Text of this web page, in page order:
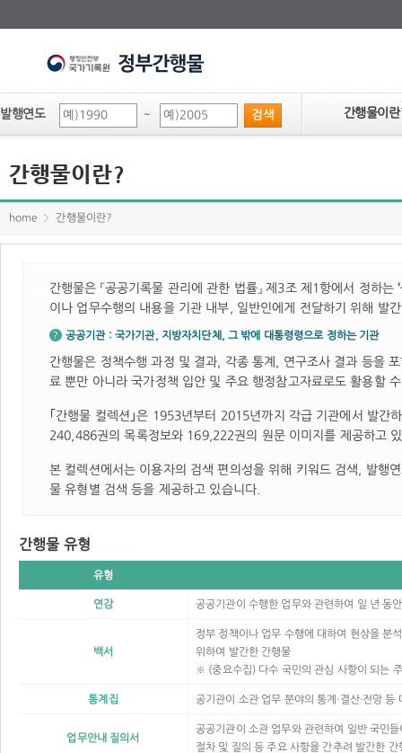
발행연도 ~ 간행물이
간행물이란?
home 간행물이란?
간행물은 「공공기록물 관리에 관한 법률」 제3조 제1항에서 정하는
이나 업무수행의 내용을 기관 내부, 일반인에게 전달하기 위해 발
공공기관 : 국가기관, 지방자치단체, 그 밖에 대통령령으로 정하는 기관
간행물은 정책수행 과정 및 결과, 각종 통계, 연구조사 결과 등을
료 뿐만 아니라 국가정책 입안 및 주요 행정참고자료로도 활용할
｢간행물 컬렉션｣은 1953년부터 2015년까지 각급 기관에서 발간
240,486권의 목록정보와 169,222권의 원문 이미지를 제공하고
본 컬렉션에서는 이용자의 검색 편의성을 위해 키워드 검색, 발행
물 유형별 검색 등을 제공하고 있습니다.
간행물 유형
유형
연감 공공기관이 수행한 업무와 관련하여 일 년 동
백서
정부 정책이나 업무 수행에 대하여 현상을 분
위하여 발간한 간행물
※ (중요수집) 다수 국민의 관심 사항이 되는
통계집 공기관이 소관 업무 분야의 통계·결산·전망
업무안내 질의서
공공기관이 소관 업무와 관련하여 일반 국민
절차 및 질의 등 주요 사항을 간추려 발간한 간